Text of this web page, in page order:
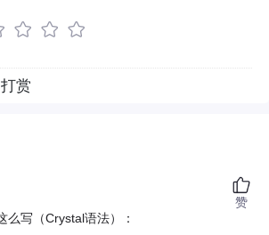
打赏
么写（Crystal语法）：
赞